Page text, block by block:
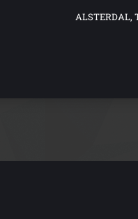
ALSTERDAL,